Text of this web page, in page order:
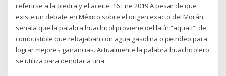
referirse a la piedra y el aceite 16 Ene 2019 A pesar de que
existe un debate en México sobre el origen exacto del Morán,
señala que la palabra huachicol proviene del latín “aquati”. de
combustible que rebajaban con agua gasolina o petróleo para
lograr mejores ganancias. Actualmente la palabra huachicolero
se utiliza para denotar a una